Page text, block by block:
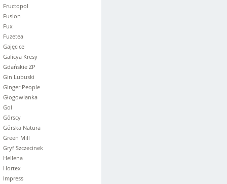
Fructopol
Fusion
Fux
Fuzetea
Gajęcice
Galicya Kresy
Gdańskie ZP
Gin Lubuski
Ginger People
Głogowianka
Gol
Górscy
Górska Natura
Green Mill
Gryf Szczecinek
Hellena
Hortex
Impress